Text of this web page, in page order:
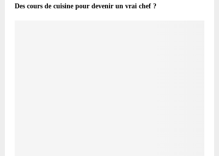
Des cours de cuisine pour devenir un vrai chef ?